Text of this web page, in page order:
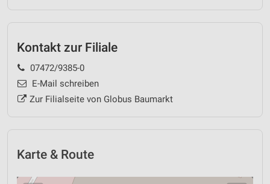
Kontakt zur Filiale
07472/9385-0
E-Mail schreiben
Zur Filialseite von Globus Baumarkt
Karte & Route